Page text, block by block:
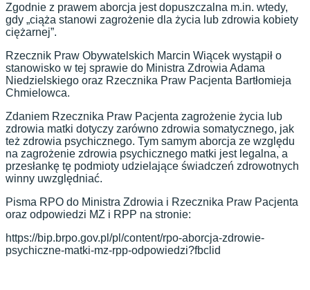
Zgodnie z prawem aborcja jest dopuszczalna m.in. wtedy,
gdy „ciąża stanowi zagrożenie dla życia lub zdrowia kobiety
ciężarnej”.
Rzecznik Praw Obywatelskich Marcin Wiącek wystąpił o
stanowisko w tej sprawie do Ministra Zdrowia Adama
Niedzielskiego oraz Rzecznika Praw Pacjenta Bartłomieja
Chmielowca.
Zdaniem Rzecznika Praw Pacjenta zagrożenie życia lub
zdrowia matki dotyczy zarówno zdrowia somatycznego, jak
też zdrowia psychicznego. Tym samym aborcja ze względu
na zagrożenie zdrowia psychicznego matki jest legalna, a
przesłankę tę podmioty udzielające świadczeń zdrowotnych
winny uwzględniać.
Pisma RPO do Ministra Zdrowia i Rzecznika Praw Pacjenta
oraz odpowiedzi MZ i RPP na stronie:
https://bip.brpo.gov.pl/pl/content/rpo-aborcja-zdrowie-
psychiczne-matki-mz-rpp-odpowiedzi?fbclid